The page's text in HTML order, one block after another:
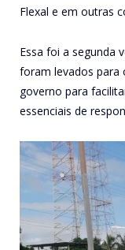
Flexal e em outras
Essa foi a segunda
foram levados para
governo para
essenciais de